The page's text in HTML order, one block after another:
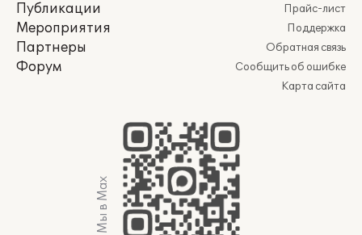
Публикации
Мероприятия
Партнеры
Форум
Прайс-лист
Поддержка
Обратная связь
Сообщить об ошибке
Карта сайта
Мы в Max